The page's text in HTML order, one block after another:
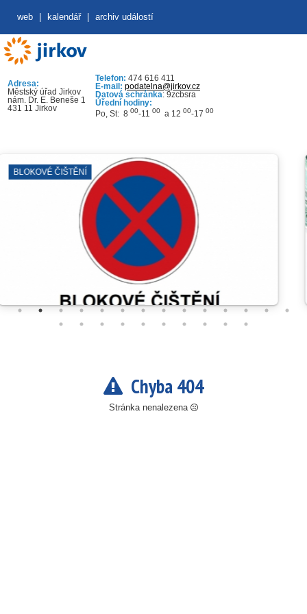
web kalendář archiv událostí
Adresa:
Městský úřad Jirkov
nám. Dr. E. Beneše 1
431 11 Jirkov
Telefon: 474 616 411
E-mail: podatelna@jirkov.cz
Datová schránka: 9zcbsra
Úřední hodiny:
Po, St: 8 00-11 00 a 12 00-17 00
ČIŠTĚNÍ
Chyba 404
Stránka nenalezena